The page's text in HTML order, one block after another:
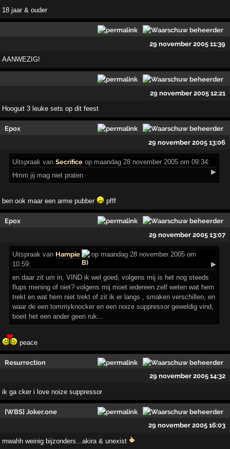
18 jaar & ouder
29 november 2005 11:39
AANWEZIG!
29 november 2005 12:21
Hooguit 3 leuke sets op dit feest
Epox
29 november 2005 13:06
Uitspraak vanSecrifice op maandag 28 november 2005 om 09:34:
▶
Hmm jij mag niet praten
ben ook maar een arme pubber pfff
Epox
29 november 2005 13:07
Uitspraak van Hampie
op maandag 28 november 2005 om
10:59:
▶
en daar zit um in, VIND ik wel goed, volgens mij is het nog steeds
flups mening of niet? volgens mij moet iedereen zelf weten wat hem
trekt en wat hem niet trekt of zit ik er langs , smaken verschillen, en
waar de een tommyknocker en een noize suppressor geweldig vind,
boeit het een ander geen ruk...
peace
Resurrection
29 november 2005 14:32
ik ga cker i love noize suppressor
[WBS] Joker.one
29 november 2005 16:03
mwahh weinig bijzonders...akira & unexist